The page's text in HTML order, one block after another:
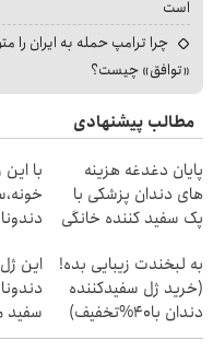
است
چرا ترامپ حمله به ایران را
«توافق» چیست؟
مطالب پیشنهادی
پایان دغدغه هزینه
های دندان پزشکی با
پک سفید کننده خانگی
با
به لبخندت زیبایی بده!
(خرید ژل سفیدکننده
دندان با40%تخفیف)
این
سفید
(40%تخفیف)